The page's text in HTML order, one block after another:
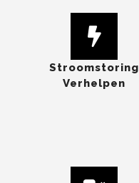
Stroomstoring
Verhelpen